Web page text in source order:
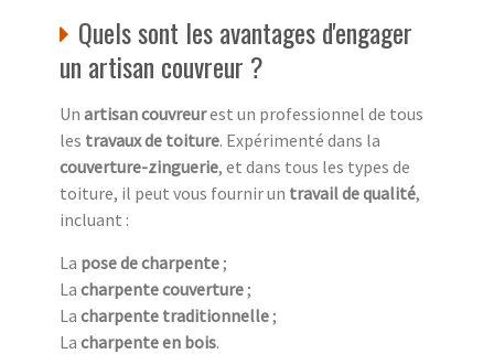
Quels sont les avantages d'engager
un artisan couvreur ?
Un artisan couvreurest un professionnel de tous
les travaux de toiture. Expérimenté dans la
couverture-zinguerie, et dans tous les types de
toiture, il peut vous fournir un travail de qualité,
incluant :
La pose de charpente;
La charpente couverture;
La charpente traditionnelle;
La charpente en bois.